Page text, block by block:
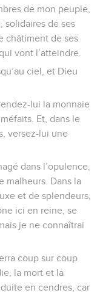
de mon peuple,
solidaires de ses
châtiment de ses
vont l’atteindre.
ciel, et Dieu
lui la monnaie
Et, dans le
versez-lui une
dans l’opulence,
malheurs. Dans la
et de splendeurs,
ici en reine, se
je ne connaîtrai
coup sur coup
la mort et la
en cendres, car